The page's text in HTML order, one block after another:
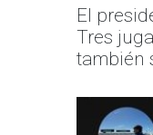
El
Tres
también